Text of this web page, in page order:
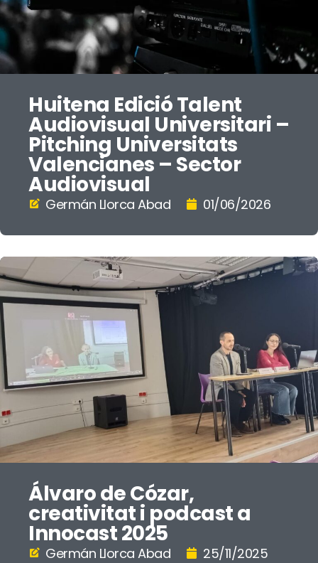
Huitena Edició Talent
Audiovisual Universitari –
Pitching Universitats
Valencianes – Sector
Audiovisual
Germán Llorca Abad 01/06/2026
Álvaro de Cózar,
creativitat i podcast a
Innocast 2025
Germán Llorca Abad 25/11/2025